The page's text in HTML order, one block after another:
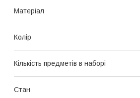
Матеріал
Колір
Кількість предметів в наборі
Стан